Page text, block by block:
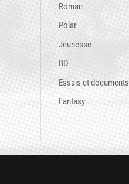
Roman
Polar
Jeunesse
BD
Essais et documents
Fantasy